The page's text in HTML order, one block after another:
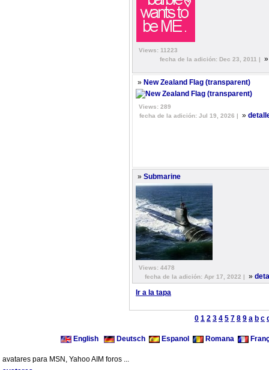
Views: 11223
fecha de la adición: Dec 23, 2011 |
» New Zealand Flag (transparent)
Views: 289
fecha de la adición: Jul 19, 2026 |
»
» Submarine
Views: 4478
fecha de la adición: Apr 17, 2022 |
»
Ir a la tapa
0 1 2 3 4 5 7 8 9 a b c
English Deutsch Espanol Romana
avatares para MSN, Yahoo AIM foros ...